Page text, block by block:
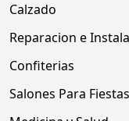
Calzado
Reparacion e
Confiterias
Salones Para Fiestas